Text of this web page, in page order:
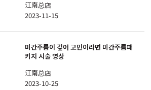
江南总店
2023-11-15
미간주름이 깊어 고민이라면 미간주름패
키지 시술 영상
江南总店
2023-10-25